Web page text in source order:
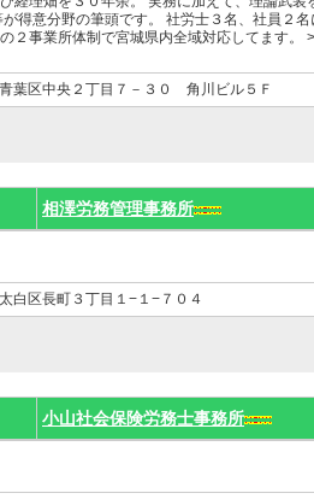
得意分野の筆頭です。 社労士３名、社員２
２事業所体制で宮城県内全域対応してます。
葉区中央２丁目７－３０ 角川ビル５Ｆ
相澤労務管理事務所
白区長町３丁目１−１−７０４
小山社会保険労務士事務所